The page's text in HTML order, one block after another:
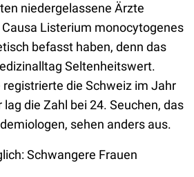
niedergelassene Ärzte
Listerium monocytogenes
befasst haben, denn das
Seltenheitswert.
registrierte die Schweiz im Jahr
die Zahl bei 24. Seuchen, das
sehen anders aus.
Schwangere Frauen